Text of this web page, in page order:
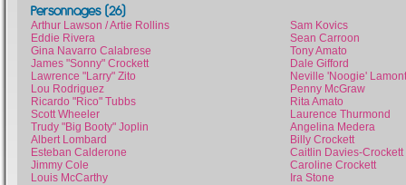
Personnages (26)
Arthur Lawson / Artie Rollins
Eddie Rivera
Gina Navarro Calabrese
James "Sonny" Crockett
Lawrence "Larry" Zito
Lou Rodriguez
Ricardo "Rico" Tubbs
Scott Wheeler
Trudy "Big Booty" Joplin
Albert Lombard
Esteban Calderone
Jimmy Cole
Louis McCarthy
Sam Kovics
Sean Carroon
Tony Amato
Dale Gifford
Neville 'Noogie' Lamont
Penny McGraw
Rita Amato
Laurence Thurmond
Angelina Medera
Billy Crockett
Caitlin Davies-Crockett
Caroline Crockett
Ira Stone